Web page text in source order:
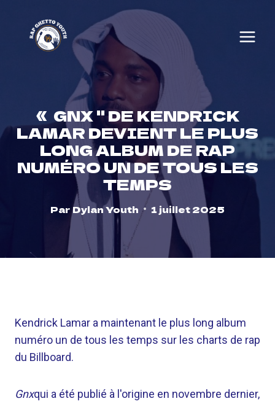
content
« GNX '' DE KENDRICK
LAMAR DEVIENT LE PLUS
LONG ALBUM DE RAP
NUMÉRO UN DE TOUS LES
TEMPS
ParDylan Youth 1 juillet 2025
Kendrick Lamar a maintenant le plus long album
numéro un de tous les temps sur les charts de rap
du Billboard.
Gnxqui a été publié à l'origine en novembre dernier,